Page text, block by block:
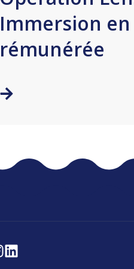
Immersion
rémunérée